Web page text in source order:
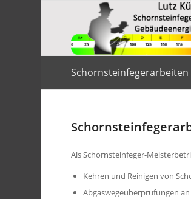
Schornsteinfegerarbeiten
Als Schornsteinfeger-
Kehren und Reinigen von
Abgaswegeüberprüfungen